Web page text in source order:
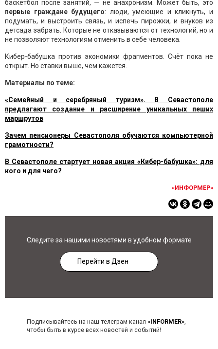
баскетбол после занятий, — не анахронизм. Может быть, это
первые граждане будущего: люди, умеющие и кликнуть, и
подумать, и выстроить связь, и испечь пирожки, и внуков из
детсада забрать. Которые не отказываются от технологий, но и
не позволяют технологиям отменить в себе человека.
Кибер-бабушка против экономики фрагментов. Счёт пока не
открыт. Но ставки выше, чем кажется.
Материалы по теме:
«Семейный и серебряный туризм». В Севастополе
предлагают создание и расширение уникальных пеших
маршрутов
Зачем пенсионеры Севастополя обучаются компьютерной
грамотности?
В Севастополе стартует новая акция «Кибер-бабушка»: для
кого и для чего?
«ИНФОРМЕР»
Следите за нашими новостями в удобном формате
Перейти в Дзен
Подписывайтесь на наш телеграм-канал «INFORMER»
чтобы быть в курсе всех новостей и событий!